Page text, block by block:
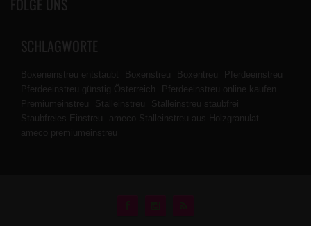
SCHLAGWORTE
Boxeneinstreu entstaubt Boxenstreu Boxentreu
Pferdeeinstreu
Pferdeeinstreu günstig Österreich
Pferdeeinstreu online kaufen
Premiumeinstreu
Stalleinstreu
Stalleinstreu staubfrei
Staubfreies Einstreu
ameco Stalleinstreu aus Holzgranulat
ameco premiumeinstreu